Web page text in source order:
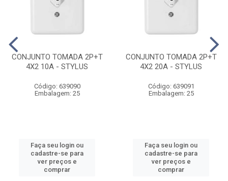
CONJUNTO TOMADA 2P+T
4X2 10A - STYLUS
Código: 639090
Embalagem: 25
Faça seu login ou
cadastre-se para
ver preços e
comprar
CONJUNTO TOMADA 2P+T
4X2 20A - STYLUS
Código: 639091
Embalagem: 25
Faça seu login ou
cadastre-se para
ver preços e
comprar